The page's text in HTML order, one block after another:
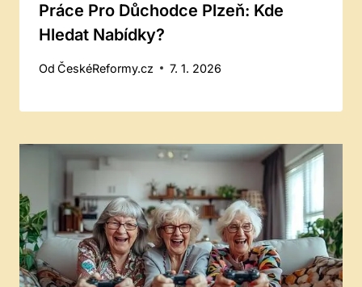
Práce Pro Důchodce Plzeň: Kde
Hledat Nabídky?
Od ČeskéReformy.cz 7. 1. 2026